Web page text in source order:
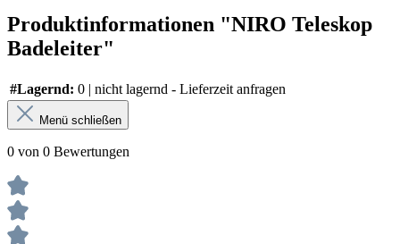
Produktinformationen "NIRO Teleskop
Badeleiter"
#Lagernd: 0 | nicht lagernd - Lieferzeit anfragen
Menü schließen
0 von 0 Bewertungen